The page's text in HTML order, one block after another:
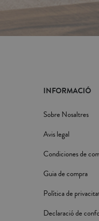
INFORMACIÓ
Sobre Nosaltres
Avis legal
Condiciones de
Guia de compra
Política de
Declaració de